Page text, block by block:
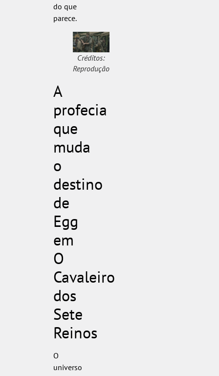
do que
parece.
Créditos:
Reprodução
A
profecia
que
muda
o
destino
de
Egg
em
O
Cavaleiro
dos
Sete
Reinos
O
universo